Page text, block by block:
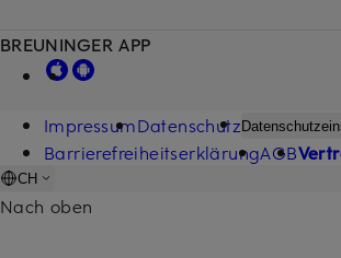
BREUNINGER APP
ImpressumDatenschutz
BarrierefreiheitserklärungAGB
CH
Nach oben